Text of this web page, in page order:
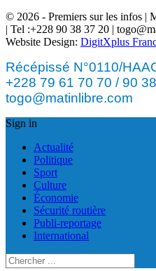
© 2026 - Premiers sur les infos |
| Tel :+228 90 38 37 20 |
Website Design: DigitXplus
Récépissé N°0110/
+228 79 61 70 70 / 90
togo@matinlibre.com
Sign in
Actualité
Politique
Sport
Culture
Économie
Sécurité routière
Publi-reportage
International